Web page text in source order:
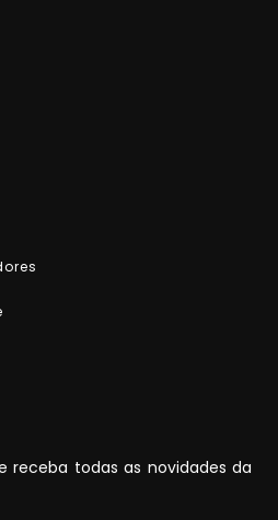
receba todas as novidades da